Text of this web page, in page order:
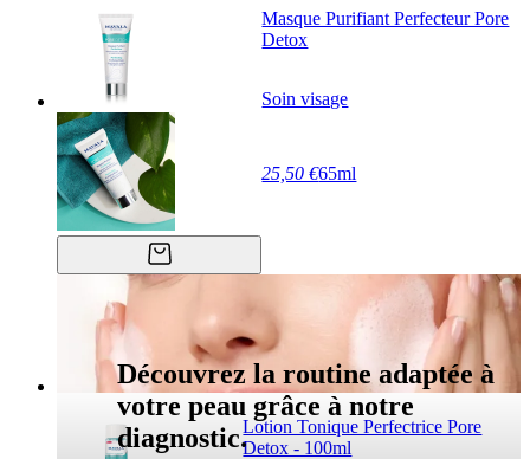
Masque Purifiant Perfecteur Pore
Detox
Soin visage
25,50 €65ml
Découvrez la routine adaptée à
votre peau grâce à notre
diagnostic.Lotion Tonique Perfectrice Pore
Detox - 100ml